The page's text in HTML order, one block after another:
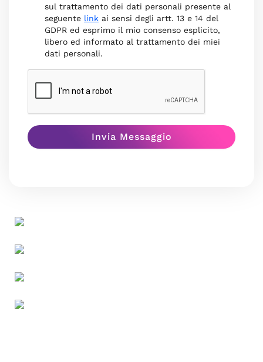
sul trattamento dei dati personali presente al
seguente link ai sensi degli artt. 13 e 14 del
GDPR ed esprimo il mio consenso esplicito,
libero ed informato al trattamento dei miei
dati personali.